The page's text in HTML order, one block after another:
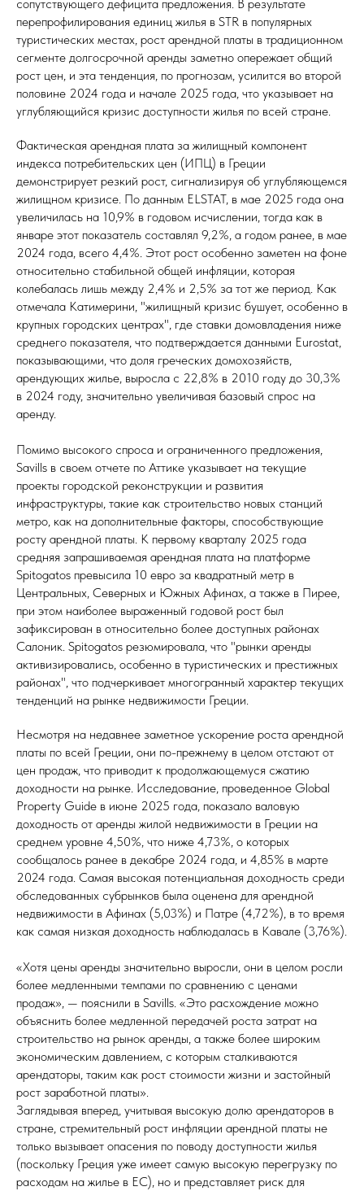
сопутствующего дефицита предложения. В результате
перепрофилирования единиц жилья в STR в популярных
туристических местах, рост арендной платы в традиционном
сегменте долгосрочной аренды заметно опережает общий
рост цен, и эта тенденция, по прогнозам, усилится во второй
половине 2024 года и начале 2025 года, что указывает на
углубляющийся кризис доступности жилья по всей стране.
Фактическая арендная плата за жилищный компонент
индекса потребительских цен (ИПЦ) в Греции
демонстрирует резкий рост, сигнализируя об углубляющемся
жилищном кризисе. По данным ELSTAT, в мае 2025 года она
увеличилась на 10,9% в годовом исчислении, тогда как в
январе этот показатель составлял 9,2%, а годом ранее, в мае
2024 года, всего 4,4%. Этот рост особенно заметен на фоне
относительно стабильной общей инфляции, которая
колебалась лишь между 2,4% и 2,5% за тот же период. Как
отмечала Катимерини, "жилищный кризис бушует, особенно в
крупных городских центрах", где ставки домовладения ниже
среднего показателя, что подтверждается данными Eurostat,
показывающими, что доля греческих домохозяйств,
арендующих жилье, выросла с 22,8% в 2010 году до 30,3%
в 2024 году, значительно увеличивая базовый спрос на
аренду.
Помимо высокого спроса и ограниченного предложения,
Savills в своем отчете по Аттике указывает на текущие
проекты городской реконструкции и развития
инфраструктуры, такие как строительство новых станций
метро, как на дополнительные факторы, способствующие
росту арендной платы. К первому кварталу 2025 года
средняя запрашиваемая арендная плата на платформе
Spitogatos превысила 10 евро за квадратный метр в
Центральных, Северных и Южных Афинах, а также в Пирее,
при этом наиболее выраженный годовой рост был
зафиксирован в относительно более доступных районах
Салоник. Spitogatos резюмировала, что "рынки аренды
активизировались, особенно в туристических и престижных
районах", что подчеркивает многогранный характер текущих
тенденций на рынке недвижимости Греции.
Несмотря на недавнее заметное ускорение роста арендной
платы по всей Греции, они по-прежнему в целом отстают от
цен продаж, что приводит к продолжающемуся сжатию
доходности на рынке. Исследование, проведенное Global
Property Guide в июне 2025 года, показало валовую
доходность от аренды жилой недвижимости в Греции на
среднем уровне 4,50%, что ниже 4,73%, о которых
сообщалось ранее в декабре 2024 года, и 4,85% в марте
2024 года. Самая высокая потенциальная доходность среди
обследованных субрынков была оценена для арендной
недвижимости в Афинах (5,03%) и Патре (4,72%), в то время
как самая низкая доходность наблюдалась в Кавале (3,76%).
«Хотя цены аренды значительно выросли, они в целом росли
более медленными темпами по сравнению с ценами
продаж», — пояснили в Savills. «Это расхождение можно
объяснить более медленной передачей роста затрат на
строительство на рынок аренды, а также более широким
экономическим давлением, с которым сталкиваются
арендаторы, таким как рост стоимости жизни и застойный
рост заработной платы».
Заглядывая вперед, учитывая высокую долю арендаторов в
стране, стремительный рост инфляции арендной платы не
только вызывает опасения по поводу доступности жилья
(поскольку Греция уже имеет самую высокую перегрузку по
расходам на жилье в ЕС), но и представляет риск для